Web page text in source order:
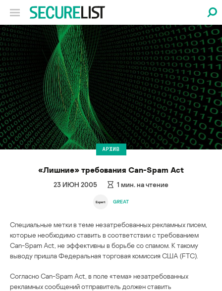
АРХИВ
«Лишние» требования Can-Spam Act
23 ИЮН 2005 1 мин. на чтение
GREAT
Специальные метки в теме незатребованных рекламных писем,
которые необходимо ставить в соответствии с требованием
Can-Spam Act, не эффективны в борьбе со спамом. К такому
выводу пришла Федеральная торговая комиссия США (FTC).
Согласно Can-Spam Act, в поле «тема» незатребованных
рекламных сообщений отправитель должен ставить